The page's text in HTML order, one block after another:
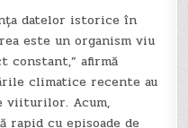
datelor istorice în
este un organism viu
constant,” afirmă
climatice recente au
viiturilor. Acum,
rapid cu episoade de